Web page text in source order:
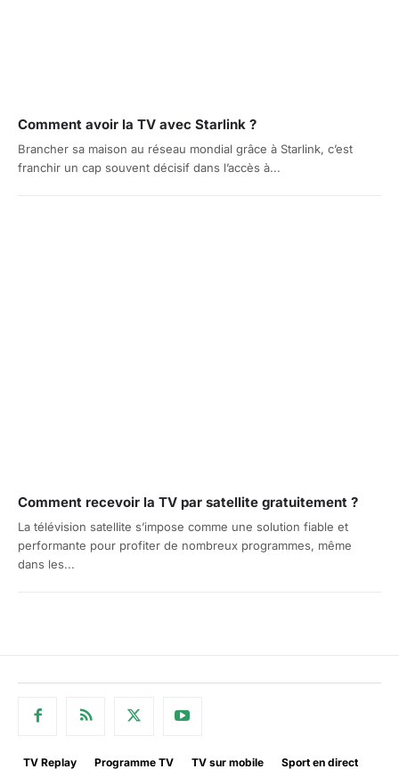
Comment avoir la TV avec Starlink ?
Brancher sa maison au réseau mondial grâce à Starlink, c’est
franchir un cap souvent décisif dans l’accès à...
Comment recevoir la TV par satellite gratuitement ?
La télévision satellite s’impose comme une solution fiable et
performante pour profiter de nombreux programmes, même
dans les...
TV Replay Programme TV TV sur mobile Sport en direct